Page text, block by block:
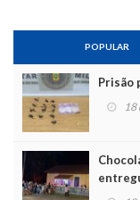
POPULAR
Prisão
18
Noel